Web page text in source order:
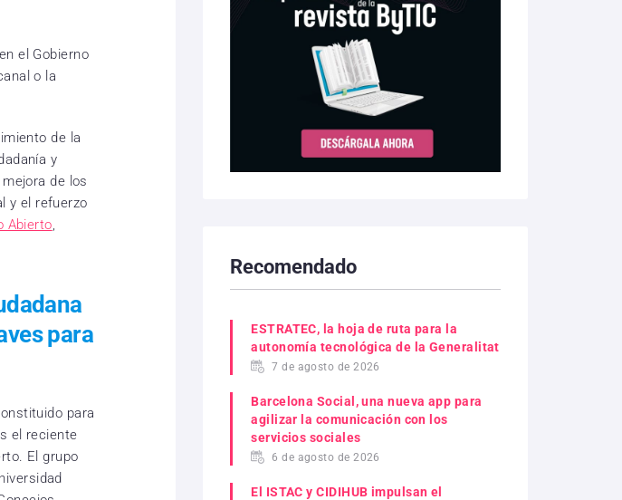
el Gobierno
o la
de la
y
de los
y el refuerzo
Abierto,
para
para
el reciente
El grupo
Recomendado
ESTRATEC, la hoja de ruta para la
autonomía tecnológica de la Generalitat
7 de agosto de 2026
Barcelona Social, una nueva app para
agilizar la comunicación con los
servicios sociales
6 de agosto de 2026
El ISTAC y CIDIHUB impulsan el